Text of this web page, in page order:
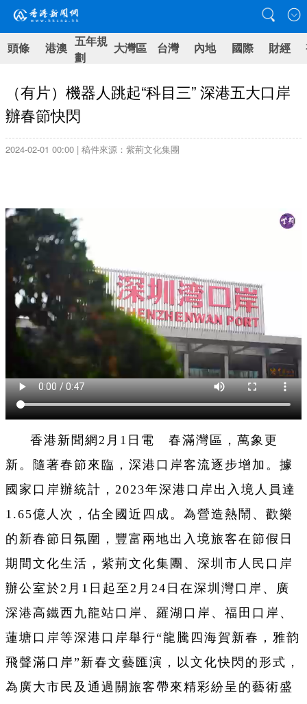
頭條 港澳 五年規
劃
大灣區 台灣 內地 國際 財經
（有片）機器人跳起“科目三” 深港五大口岸
辦春節快閃
2024-02-01 00:00 | 稿件來源：紫荊文化集團
香港新聞網2月1日電 春滿灣區，萬象更
新。隨著春節來臨，深港口岸客流逐步增加。據
國家口岸辦統計，2023年深港口岸出入境人員達
1.65億人次，佔全國近四成。為營造熱鬧、歡樂
的新春節日氛圍，豐富兩地出入境旅客在節假日
期間文化生活，紫荊文化集團、深圳市人民口岸
辦公室於2月1日起至2月24日在深圳灣口岸、廣
深港高鐵西九龍站口岸、羅湖口岸、福田口岸、
蓮塘口岸等深港口岸舉行“龍騰四海賀新春，雅韵
飛聲滿口岸”新春文藝匯演，以文化快閃的形式，
為廣大市民及通過關旅客帶來精彩紛呈的藝術盛